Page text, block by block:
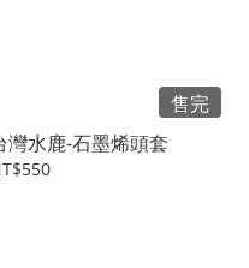
售完
灣水鹿-石墨烯頭套